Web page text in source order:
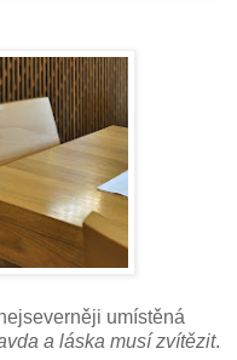
umístěná
a láska musí zvítězit.